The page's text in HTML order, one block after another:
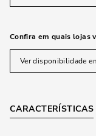
Confira em quais lojas
Ver disponibilidade
CARACTERÍSTICAS